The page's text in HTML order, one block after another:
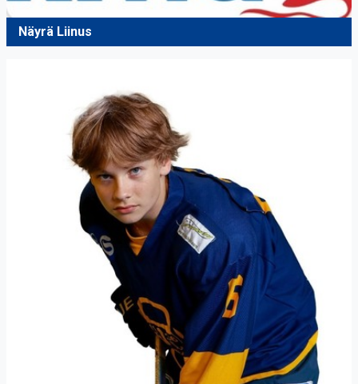
Näyrä Liinus